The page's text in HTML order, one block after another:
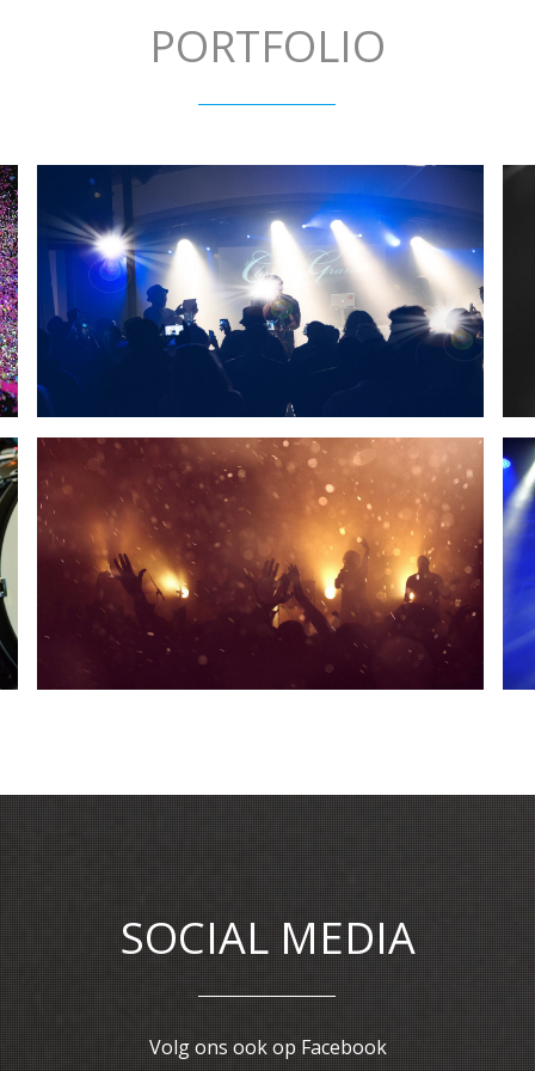
PORTFOLIO
MDH
MDH
SOCIAL MEDIA
Volg ons ook op Facebook